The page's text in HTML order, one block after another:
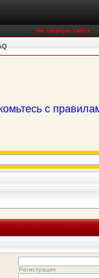
На главную сайта
с
Регистрация